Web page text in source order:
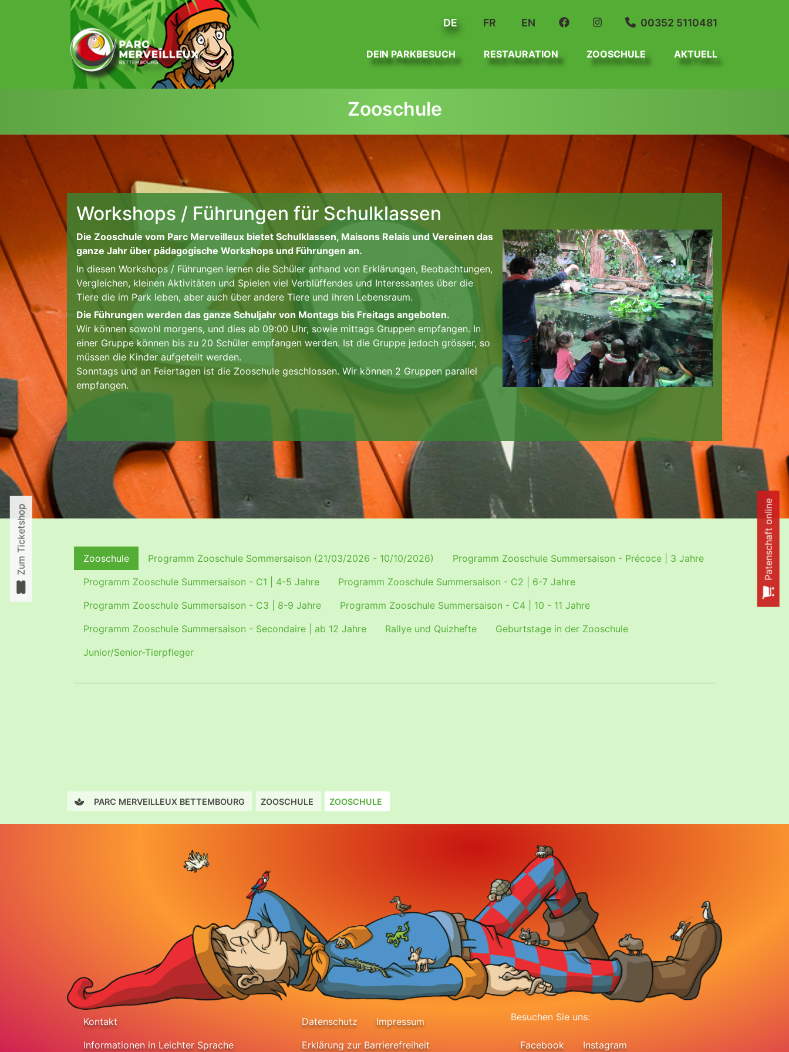
DE FR EN 00352 5110481
DEIN PARKBESUCH RESTAURATION ZOOSCHULE AKTUELL
Zooschule
Workshops / Führungen für Schulklassen
Die Zooschule vom Parc Merveilleux bietet Schulklassen, Maisons Relais und Vereinen das
ganze Jahr über pädagogische Workshops und Führungen an.
In diesen Workshops / Führungen lernen die Schüler anhand von Erklärungen, Beobachtungen,
Vergleichen, kleinen Aktivitäten und Spielen viel Verblüffendes und Interessantes über die
Tiere die im Park leben, aber auch über andere Tiere und ihren Lebensraum.
Die Führungen werden das ganze Schuljahr von Montags bis Freitags angeboten.
Wir können sowohl morgens, und dies ab 09:00 Uhr, sowie mittags Gruppen empfangen. In
einer Gruppe können bis zu 20 Schüler empfangen werden. Ist die Gruppe jedoch grösser, so
müssen die Kinder aufgeteilt werden.
Sonntags und an Feiertagen ist die Zooschule geschlossen. Wir können 2 Gruppen parallel
empfangen.
Zooschule Programm Zooschule Sommersaison (21/03/2026 - 10/10/2026)
Programm Zooschule Summersaison - Précoce | 3 Jahre
Programm Zooschule Summersaison - C1 | 4-5 Jahre
Programm Zooschule Summersaison - C2 | 6-7 Jahre
Programm Zooschule Summersaison - C3 | 8-9 Jahre
Programm Zooschule Summersaison - C4 | 10 - 11 Jahre
Programm Zooschule Summersaison - Secondaire | ab 12 Jahre
Rallye und Quizhefte
Geburtstage in der Zooschule
Junior/Senior-Tierpfleger
PARC MERVEILLEUX BETTEMBOURG ZOOSCHULE ZOOSCHULE
Zum Ticketshop Patenschaft online
Kontakt
Informationen in Leichter Sprache
Datenschutz
Impressum
Erklärung zur Barrierefreiheit
Besuchen Sie uns:
Facebook Instagram